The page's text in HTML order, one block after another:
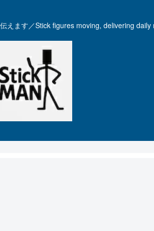
えます／Stick figures moving, delivering daily